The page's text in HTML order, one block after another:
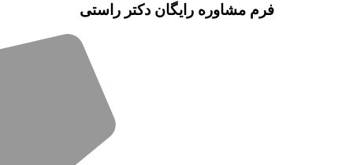
فرم مشاوره رایگان دکتر راستی